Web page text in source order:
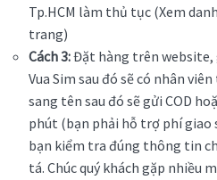
Tp.HCM làm thủ tục (Xem
trang)
Cách 3:Đặt hàng trên
Vua Sim sau đó sẽ có nhân
sang tên sau đó sẽ gửi COD
phút (bạn phải hỗ trợ phí giao
bạn kiểm tra đúng thông tin
tá. Chúc quý khách gặp nhiều